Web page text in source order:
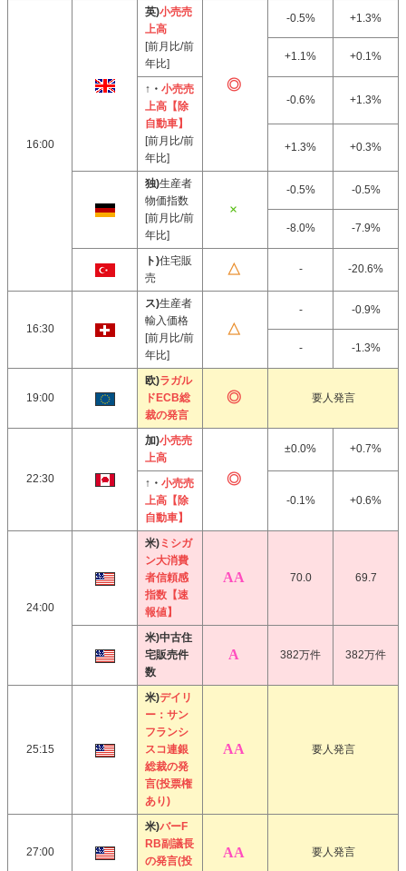
16:00
英)小売売
上高
[前月比/前
年比]
-0.5% +1.3%
+1.1% +0.1%
↑・ 小売売
上高【除
自動車】
[前月比/前
年比]
-0.6% +1.3%
+1.3% +0.3%
独)生産者
物価指数
[前月比/前
年比]
-0.5% -0.5%
-8.0% -7.9%
ト)住宅販
売
- -20.6%
16:30
ス)生産者
輸入価格
[前月比/前
年比]
- -0.9%
- -1.3%
19:00
欧)ラガル
ドECB総
裁の発言
要人発言
22:30
加)小売売
上高
±0.0% +0.7%
↑・ 小売売
上高【除
自動車】
-0.1% +0.6%
24:00
米) ミシガ
ン大消費
者信頼感
指数【速
報値】
70.0 69.7
米)中古住
宅販売件
数
382万件 382万件
25:15
米)デイリ
ー：サン
フランシ
スコ連銀
総裁の発
言(投票権
あり)
要人発言
27:00
米)バーF
RB副議長
の発言(投
要人発言